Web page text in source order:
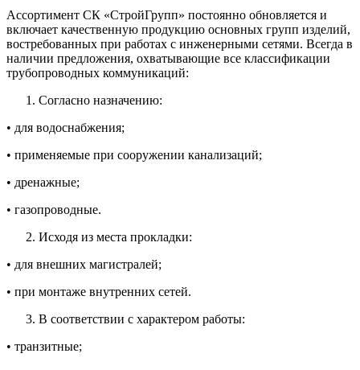
Ассортимент СК «СтройГрупп» постоянно обновляется и
включает качественную продукцию основных групп изделий,
востребованных при работах с инженерными сетями. Всегда в
наличии предложения, охватывающие все классификации
трубопроводных коммуникаций:
Согласно назначению:
• для водоснабжения;
• применяемые при сооружении канализаций;
• дренажные;
• газопроводные.
Исходя из места прокладки:
• для внешних магистралей;
• при монтаже внутренних сетей.
В соответствии с характером работы:
• транзитные;